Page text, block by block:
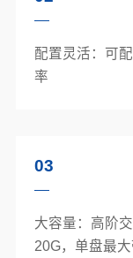
配置灵活：可
率
03
大容量：高阶
20G，单盘最